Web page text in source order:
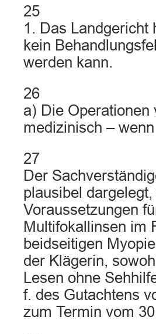
25
1. Das Landgericht
kein
werden kann.
26
a) Die Operationen
medizinisch –
27
Der
plausibel
Voraussetzungen
Multifokallinsen im
beidseitigen
der Klägerin,
Lesen ohne
f. des Gutachtens
zum Termin vom